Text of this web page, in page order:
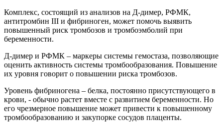
Комплекс, состоящий из анализов на Д-димер, РФМК,
антитромбин III и фибриноген, может помочь выявить
повышенный риск тромбозов и тромбоэмболий при
беременности.
Д-димер и РФМК – маркеры системы гемостаза, позволяющие
оценить активность системы тромбообразования. Повышение
их уровня говорит о повышении риска тромбозов.
Уровень фибриногена – белка, постоянно присутствующего в
крови, - обычно растет вместе с развитием беременности. Но
его чрезмерное повышение может привести к повышенному
тромбообразованию и закупорке сосудов плаценты.